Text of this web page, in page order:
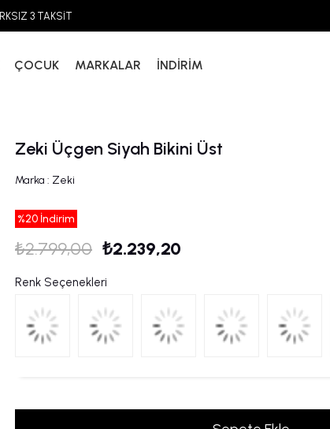
3 TAKSİT
ÇOCUK MARKALAR İNDİRİM
Zeki Üçgen Siyah Bikini Üst
Marka : Zeki
%20 İndirim
₺2.799,00 ₺2.239,20
Renk Seçenekleri